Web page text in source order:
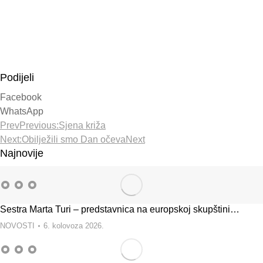
Podijeli
Facebook
WhatsApp
PrevPrevious:Sjena križa
Next:Obilježili smo Dan očevaNext
Najnovije
Sestra Marta Turi – predstavnica na europskoj skupštini…
NOVOSTI 6. kolovoza 2026.